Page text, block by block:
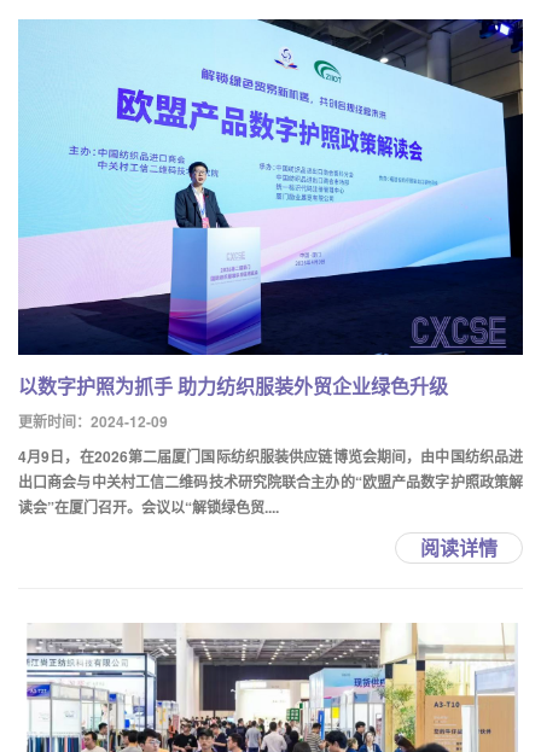
以数字护照为抓手 助力纺织服装外贸企业绿色升级
更新时间：2024-12-09
4月9日，在2026第二届厦门国际纺织服装供应链博览会期间，由中国纺织品进
出口商会与中关村工信二维码技术研究院联合主办的“欧盟产品数字护照政策解
读会”在厦门召开。会议以“解锁绿色贸....
阅读详情